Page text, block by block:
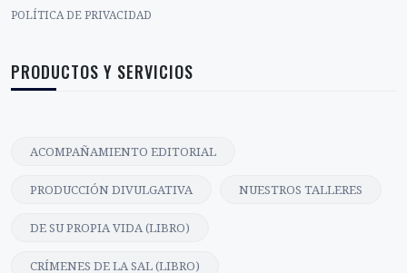
POLÍTICA DE PRIVACIDAD
PRODUCTOS Y SERVICIOS
ACOMPAÑAMIENTO EDITORIAL
PRODUCCIÓN DIVULGATIVA NUESTROS TALLERES
DE SU PROPIA VIDA (LIBRO)
CRÍMENES DE LA SAL (LIBRO)